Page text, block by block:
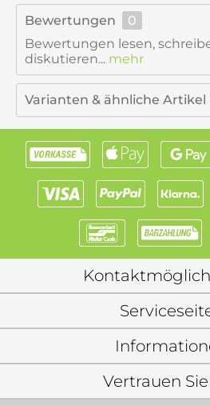
Bewertungen
0
Bewertungen lesen,
diskutieren... mehr
Varianten & ähnliche Artikel
Vertrauen